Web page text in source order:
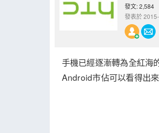
發文: 2,584
發表於
手機已經逐漸轉為全紅海
Android市佔可以看得出